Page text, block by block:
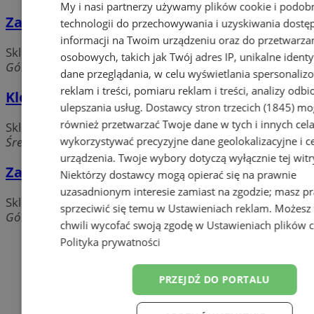
Zakład Odzieżowy Summer-cha
Sklepy odzieżowe
Górnicza, 44-300 Wodzisław Śląski
Kleopatra erotic temple
Sklepy odzieżowe
Średnia, 44-300 Wodzisław Śląski
Zakład Odzieżowy Summer-cha
Sklepy odzieżowe
Górnicza, 44-300 Wodzisław Śląski
Dodaj firmę
Pozostałe firmy w kategorii
My i nasi partnerzy używamy plików cookie i
technologii do przechowywania i uzyskiwania
informacji na Twoim urządzeniu oraz do
osobowych, takich jak Twój adres IP, unikalne
dane przeglądania, w celu wyświetlania
reklam i treści, pomiaru reklam i treści, analizy
ulepszania usług. Dostawcy stron trzecich (1845)
również przetwarzać Twoje dane w tych i innych
wykorzystywać precyzyjne dane geolokalizacyjne i
urządzenia. Twoje wybory dotyczą wyłącznie tej
Niektórzy dostawcy mogą opierać się na prawnie
uzasadnionym interesie zamiast na zgodzie; masz
sprzeciwić się temu w Ustawieniach reklam.
chwili wycofać swoją zgodę w Ustawieniach plików
Polityka prywatności
PRZEJDŹ DO PORTALU